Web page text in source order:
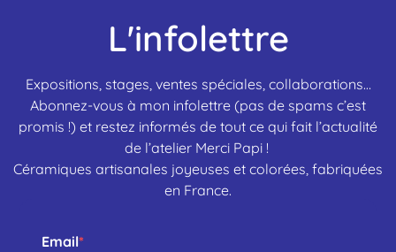
L'infolettre
Expositions, stages, ventes spéciales, collaborations…
Abonnez-vous à mon infolettre (pas de spams c’est
promis !) et restez informés de tout ce qui fait l’actualité
de l’atelier Merci Papi !
Céramiques artisanales joyeuses et colorées, fabriquées
en France.
Email